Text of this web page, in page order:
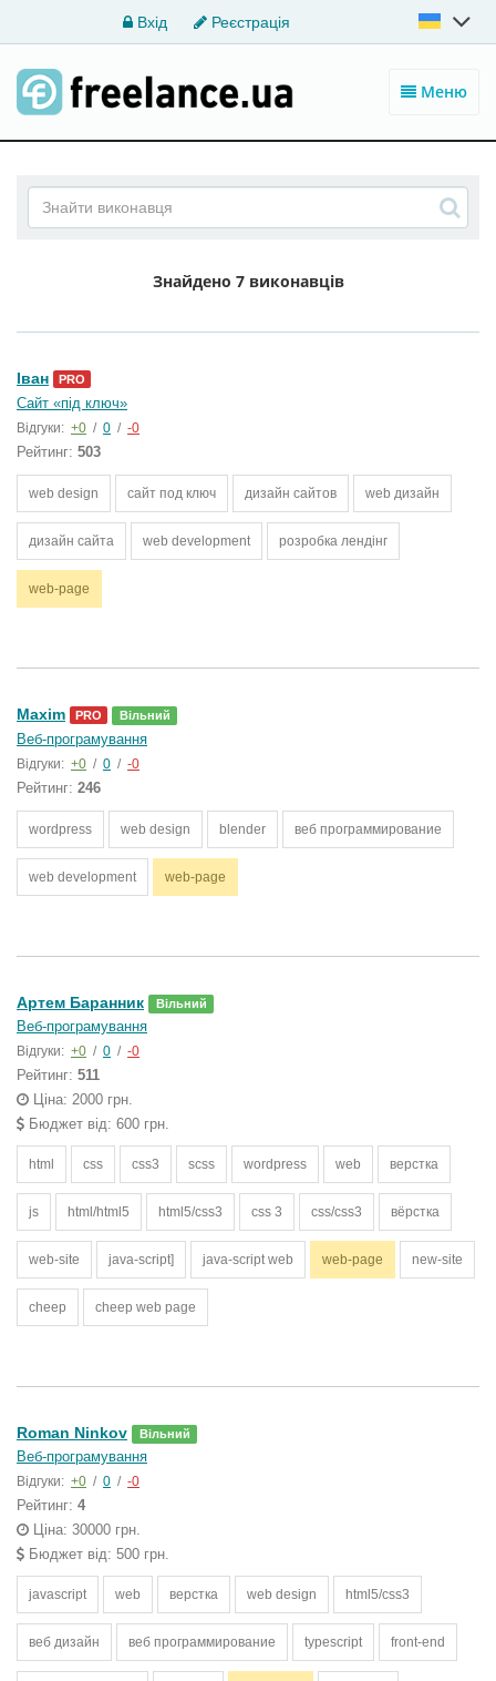
Вхід Реєстрація
Меню
Знайдено 7 виконавців
Іван PRO
Сайт «під ключ»
Відгуки: +0 / 0 / -0
Рейтинг: 503
web design сайт под ключ дизайн сайтов web дизайн
дизайн сайта web development розробка лендінг
web-page
Maxim PRO Вільний
Веб-програмування
Відгуки: +0 / 0 / -0
Рейтинг: 246
wordpress web design blender веб программирование
web development web-page
Артем Баранник Вільний
Веб-програмування
Відгуки: +0 / 0 / -0
Рейтинг: 511
Ціна: 2000 грн.
Бюджет від: 600 грн.
html css css3 scss wordpress web верстка
js html/html5 html5/css3 css 3 css/css3 вёрстка
web-site java-script] java-script web web-page new-site
cheep cheep web page
Roman Ninkov Вільний
Веб-програмування
Відгуки: +0 / 0 / -0
Рейтинг: 4
Ціна: 30000 грн.
Бюджет від: 500 грн.
javascript web верстка web design html5/css3
веб дизайн веб программирование typescript front-end